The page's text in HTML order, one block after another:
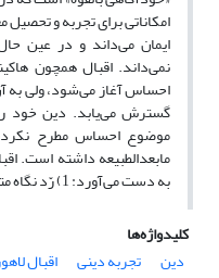
امکاناتی برای تجربه و
ایمان می‌داند و در عین
نمی‌داند. اقبال همچون
احساس آغاز می‌شود، ولی به
گسترش می‌یابد. دین خود
موضوع احساس مطرح
مابعدالطبیعه داشته است.
به دست می‌آورد: 1) رّد نگاه متصوفه به عقل، 2) حل مشکل وحی زبانی.
کلیدواژه‌ها
دین
تجربه دینی اقبال